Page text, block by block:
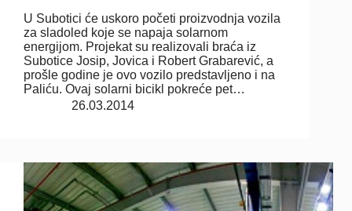
U Subotici će uskoro početi proizvodnja vozila
za sladoled koje se napaja solarnom
energijom. Projekat su realizovali braća iz
Subotice Josip, Jovica i Robert Grabarević, a
prošle godine je ovo vozilo predstavljeno i na
Paliću. Ovaj solarni bicikl pokreće pet…
26.03.2014